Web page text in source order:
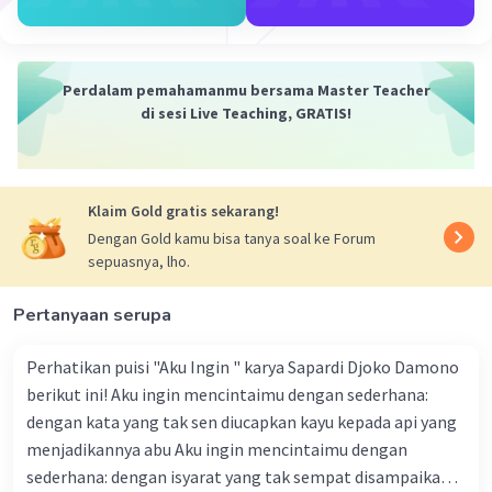
Iklan
ketika harga produk sama dengan biaya rata-
rata total (BRT) atau biaya total (BT) per unit.
yang cukup untuk menutup biaya produksi, tetapi
Secara lebih spesifik, pada pasar persaingan
sempurna, syarat laba maksimum dapat
dijelaskan sebagai berikut:
sempurna, perusahaan tidak bisa memperoleh
laba ekonomi (super-normal) dalam jangka
panjang karena adanya persaingan yang
sempurna. Oleh karena itu, laba yang diperoleh
cenderung hanya cukup untuk menutup biaya-
biaya produksi, termasuk biaya tetap dan
Perdalam pemahamanmu bersama Master Teacher
di sesi Live Teaching, GRATIS!
Klaim Gold gratis sekarang!
Dengan Gold kamu bisa tanya soal ke Forum
sepuasnya, lho.
Pertanyaan serupa
Perhatikan puisi "Aku Ingin " karya Sapardi Djoko Damono
berikut ini! Aku ingin mencintaimu dengan sederhana:
dengan kata yang tak sen diucapkan kayu kepada api yang
menjadikannya abu Aku ingin mencintaimu dengan
sederhana: dengan isyarat yang tak sempat disampaikan